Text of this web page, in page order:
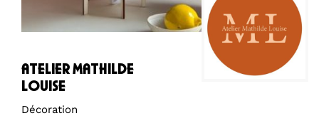
atelier mathilde
louise
Décoration